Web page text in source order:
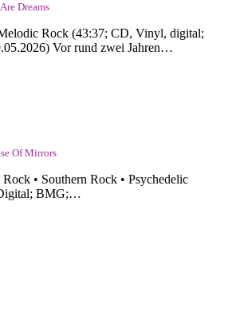
Dreams
Rock (43:37; CD, Vinyl, digital;
Vor rund zwei Jahren…
Of Mirrors
• Southern Rock • Psychedelic
BMG;…